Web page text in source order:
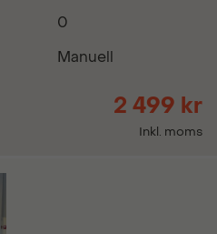
0
Manuell
2 499 kr
Inkl. moms